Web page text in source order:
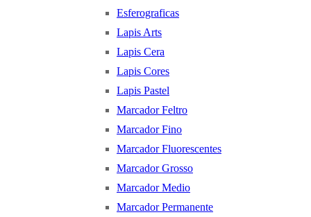
Esferograficas
Lapis Arts
Lapis Cera
Lapis Cores
Lapis Pastel
Marcador Feltro
Marcador Fino
Marcador Fluorescentes
Marcador Grosso
Marcador Medio
Marcador Permanente